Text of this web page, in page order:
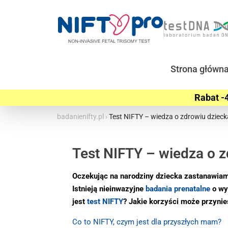
Strona
Rabat -
badanienifty.pl ›Test NIFTY – wiedza o zdrowiu
Test NIFTY – wiedza o
Oczekując na narodziny dziecka
Istnieją nieinwazyjne badania prenatalne o
jest test NIFTY? Jakie korzyści może
Co to NIFTY, czym jest dla przyszłych mam?